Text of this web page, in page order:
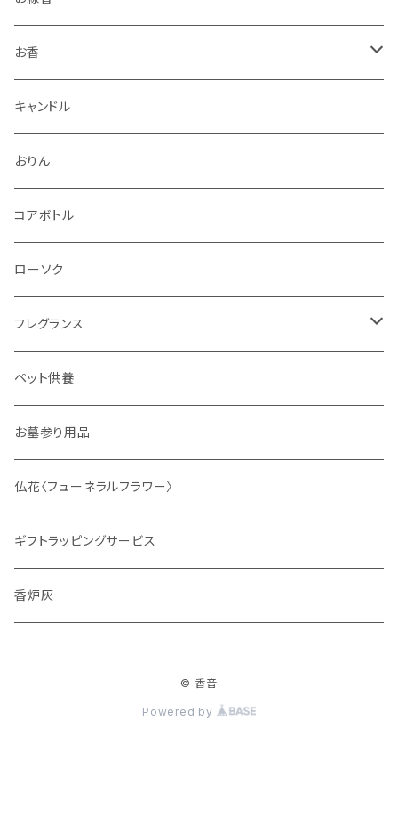
お香
香立・香皿
キャンドル
おりん
コアボトル
ローソク
フレグランス
ディフューザー
サシェ
ペット供養
お墓参り用品
仏花〈フューネラルフラワー〉
ギフトラッピングサービス
香炉灰
© 香音
Powered by